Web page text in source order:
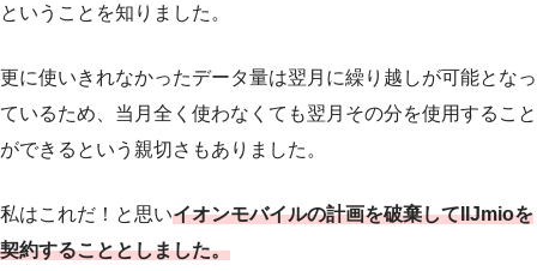
ということを知りました。
更に使いきれなかったデータ量は翌月に繰り越しが可能となっ
ているため、当月全く使わなくても翌月その分を使用すること
ができるという親切さもありました。
私はこれだ！と思いイオンモバイルの計画を破棄してIIJmioを
契約することとしました。